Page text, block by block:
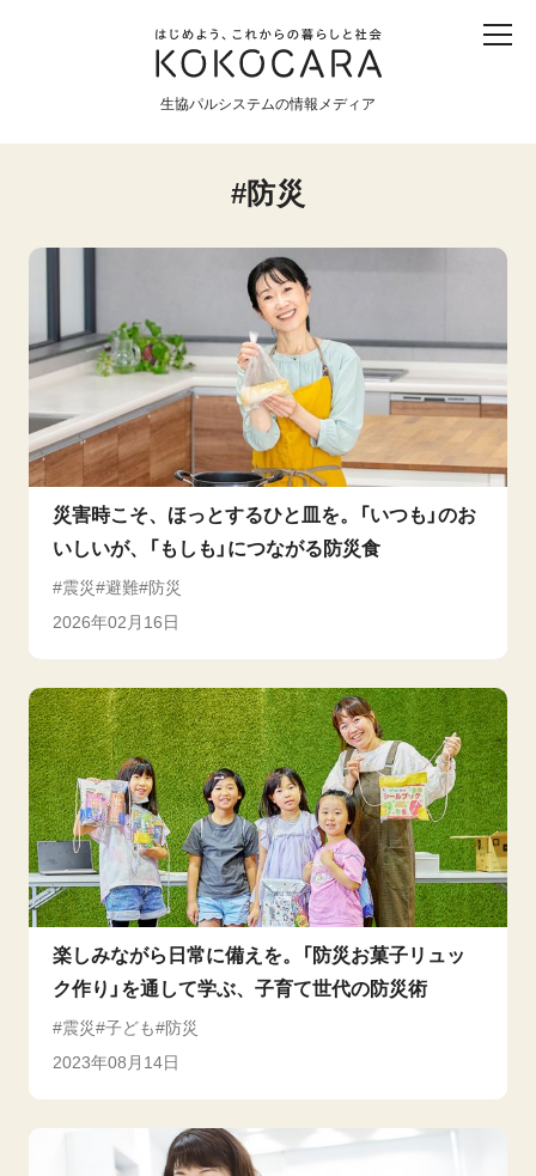
生協パルシステムの情報メディア
産直 食育 食べる 震災
生協の宅配パルシステム
防災
災害時こそ、ほっとするひと皿を。「いつも」のお
いしいが、「もしも」につながる防災食
震災 避難
防災
2026年02月16日
楽しみながら日常に備えを。「防災お菓子リュッ
ク作り」を通して学ぶ、子育て世代の防災術
震災 子ども
防災
2023年08月14日